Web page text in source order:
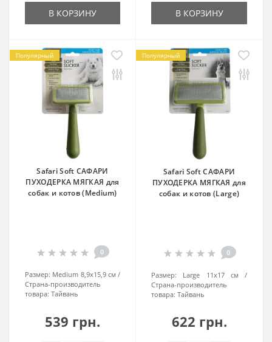
В КОРЗИНУ В КОРЗИНУ
Популярный
Safari Soft САФАРИ
ПУХОДЕРКА МЯГКАЯ для
собак и котов (Medium)
0
Размер: Medium 8,9х15,9 см
Страна-производитель
товара: Тайвань
539 грн.
Популярный
Safari Soft САФАРИ
ПУХОДЕРКА МЯГКАЯ для
собак и котов (Large)
0
Размер:
Large 11х17 см
Страна-производитель
товара: Тайвань
622 грн.